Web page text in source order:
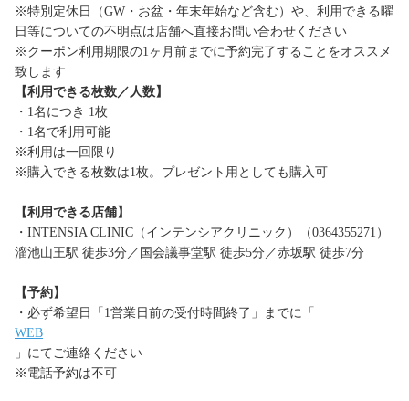
※特別定休日（GW・お盆・年末年始など含む）や、利用できる曜
日等についての不明点は店舗へ直接お問い合わせください
※クーポン利用期限の1ヶ月前までに予約完了することをオススメ
致します
【利用できる枚数／人数】
・1名につき 1枚
・1名で利用可能
※利用は一回限り
※購入できる枚数は1枚。プレゼント用としても購入可
【利用できる店舗】
・INTENSIA CLINIC（インテンシアクリニック）（0364355271）
溜池山王駅 徒歩3分／国会議事堂駅 徒歩5分／赤坂駅 徒歩7分
【予約】
・必ず希望日「1営業日前の受付時間終了」までに「
WEB
」にてご連絡ください
※電話予約は不可